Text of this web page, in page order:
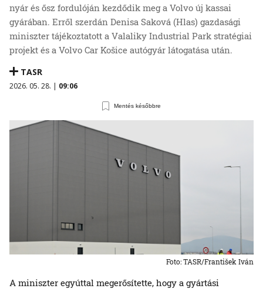
nyár és ősz fordulóján kezdődik meg a Volvo új kassai
gyárában. Erről szerdán Denisa Saková (Hlas) gazdasági
miniszter tájékoztatott a Valaliky Industrial Park stratégiai
projekt és a Volvo Car Košice autógyár látogatása után.
TASR
2026. 05. 28. | 09:06
Mentés későbbre
Foto: TASR/František Iván
A miniszter egyúttal megerősítette, hogy a gyártási